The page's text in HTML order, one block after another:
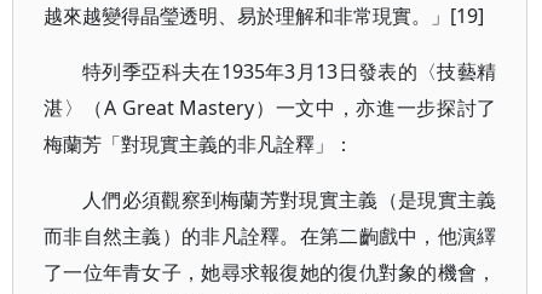
越來越變得晶瑩透明、易於理解和非常現實。」[19]
特列季亞科夫在1935年3月13日發表的〈技藝精
湛〉（A Great Mastery）一文中，亦進一步探討了
梅蘭芳「對現實主義的非凡詮釋」：
人們必須觀察到梅蘭芳對現實主義（是現實主義
而非自然主義）的非凡詮釋。在第二齣戲中，他演繹
了一位年青女子，她尋求報復她的復仇對象的機會，